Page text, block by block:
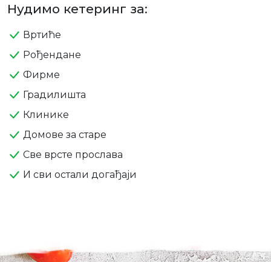
Нудимо кетеринг за:
Вртиће
Рођендане
Фирме
Градилишта
Клинике
Домове за старе
Све врсте прослава
И сви остали догађаји